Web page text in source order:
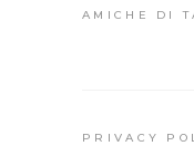
AMICHE DI
PRIVACY